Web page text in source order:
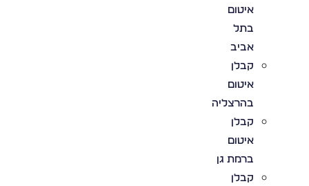
איטום
בתל
אביב
קבלן
איטום
בהרצליה
קבלן
איטום
ברמת גן
קבלן